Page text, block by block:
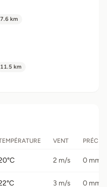
Distance:
7.6 km
Distance:
11.5 km
VENT
2 m/s 0 mm
3 m/s 0 mm